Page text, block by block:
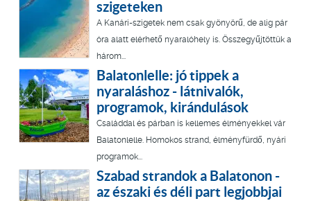
szigeteken
A Kanári-szigetek nem csak gyönyörű, de alig pár
óra alatt elérhető nyaralóhely is. Összegyűjtöttük a
három...
Balatonlelle: jó tippek a
nyaraláshoz - látnivalók,
programok, kirándulások
Családdal és párban is kellemes élményekkel vár
Balatonlelle. Homokos strand, élményfürdő, nyári
programok...
Szabad strandok a Balatonon -
az északi és déli part legjobbjai